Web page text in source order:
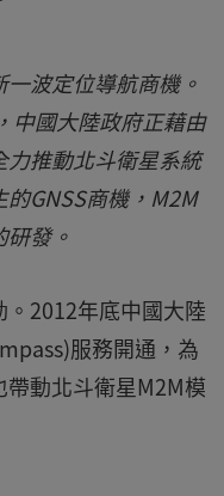
波定位導航商機。
中國大陸政府正藉由
推動北斗衛星系統
GNSS商機，M2M
發。
2012年底中國大陸
服務開通，為
動北斗衛星M2M模